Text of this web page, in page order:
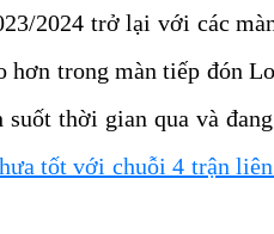
2024 trở lại với các
hơn trong màn tiếp đón
thời gian qua và
tốt với chuỗi 4 trận